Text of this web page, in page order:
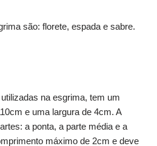
são: florete, espada e sabre.
na esgrima, tem um
e uma largura de 4cm. A
a ponta, a parte média e a
máximo de 2cm e deve